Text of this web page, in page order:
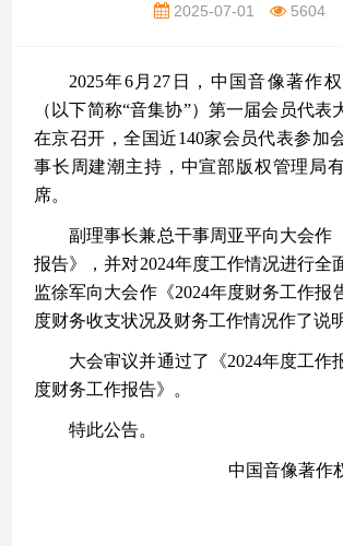
2025-07-01 5604
2025年6月27日，中国音像著作
（以下简称“音集协”）第一届会员代表
在京召开，全国近140家会员代表参加
事长周建潮主持，中宣部版权管理局
席。
副理事长兼总干事周亚平向大会作
报告》，并对2024年度工作情况进行全
监徐军向大会作《2024年度财务工作报
度财务收支状况及财务工作情况作了说明
大会审议并通过了《2024年度工作
度财务工作报告》。
特此公告。
中国音像著作